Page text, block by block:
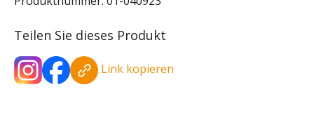
Teilen Sie dieses Produkt
Link kopieren